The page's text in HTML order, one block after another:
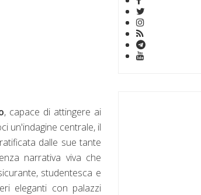
, capace di attingere ai
un'indagine centrale, il
dalle sue tante
narrativa viva che
studentesca e
eleganti con palazzi